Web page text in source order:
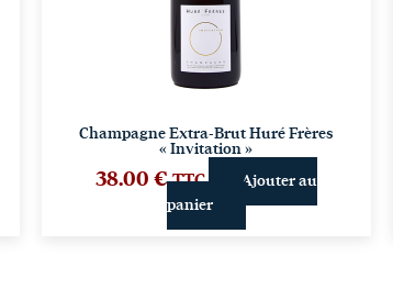
Champagne Extra-Brut Huré Frères
« Invitation »
38.00 € TTC
Ajouter au
panier